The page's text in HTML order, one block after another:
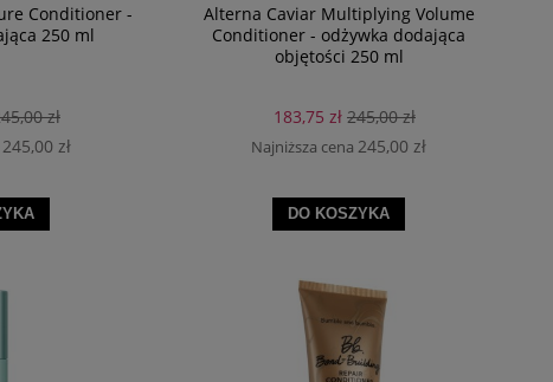
Conditioner -
250 ml
zł
245,00 zł
Alterna Caviar Multiplying Volume
Conditioner - odżywka dodająca
objętości 250 ml
183,75 zł 245,00 zł
Najniższa cena 245,00 zł
DO KOSZYKA